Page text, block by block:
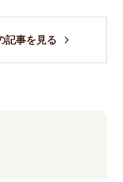
記事を見る